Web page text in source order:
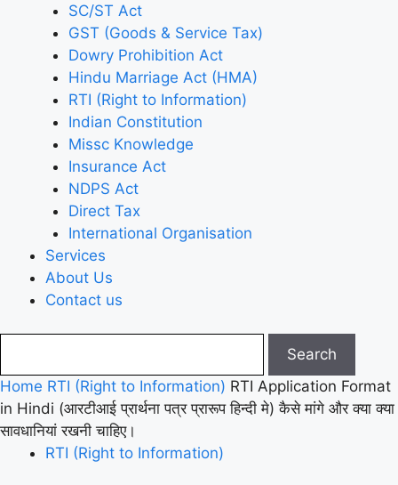
SC/ST Act
GST (Goods & Service Tax)
Dowry Prohibition Act
Hindu Marriage Act (HMA)
RTI (Right to Information)
Indian Constitution
Missc Knowledge
Insurance Act
NDPS Act
Direct Tax
International Organisation
Services
About Us
Contact us
Home RTI (Right to Information) RTI Application Format
in Hindi (आरटीआई प्रार्थना पत्र प्रारूप हिन्दी मे) कैसे मांगे और क्या क्या
सावधानियां रखनी चाहिए।
RTI (Right to Information)